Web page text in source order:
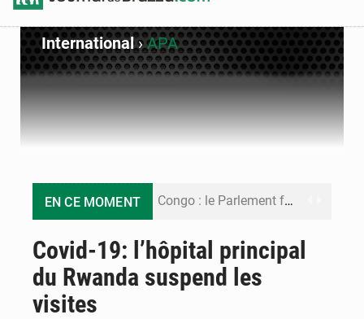
International›APA
EN CE MOMENT Congo : le Parlement formule 28 recommandations sur le Cadre budgétaire 2027-2029
Covid-19: l’hôpital principal
du Rwanda suspend les
visites